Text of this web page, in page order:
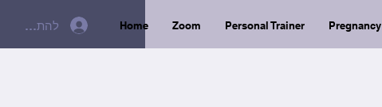
להתחברות Home Zoom Personal Trainer Pregnancy